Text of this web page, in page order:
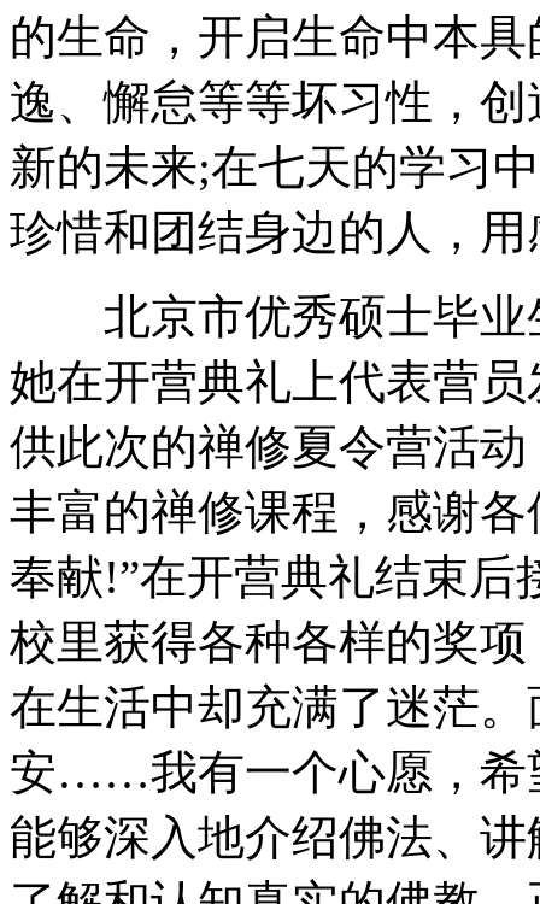
的生命，开启生命中本
逸、懈怠等等坏习性，
新的未来;在七天的学习
珍惜和团结身边的人，
北京市优秀硕士毕业
她在开营典礼上代表营
供此次的禅修夏令营活
丰富的禅修课程，感谢
奉献!”在开营典礼结束后
校里获得各种各样的奖
在生活中却充满了迷茫
安……我有一个心愿，希
能够深入地介绍佛法、